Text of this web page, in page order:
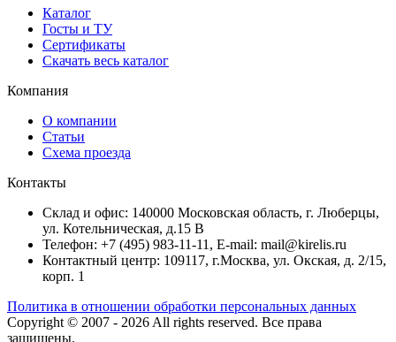
Каталог
Госты и ТУ
Сертификаты
Скачать весь каталог
Компания
О компании
Статьи
Схема проезда
Контакты
Склад и офис: 140000 Московская область, г. Люберцы,
ул. Котельническая, д.15 В
Телефон: +7 (495) 983-11-11, Е-mail: mail@kirelis.ru
Контактный центр: 109117, г.Москва, ул. Окская, д. 2/15,
корп. 1
Политика в отношении обработки персональных данных
Copyright © 2007 - 2026 All rights reserved. Все права
защищены.